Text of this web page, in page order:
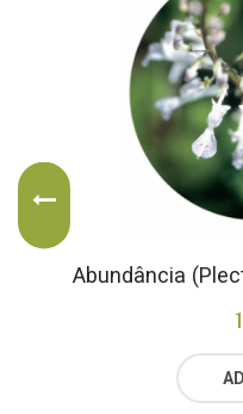
Abundância